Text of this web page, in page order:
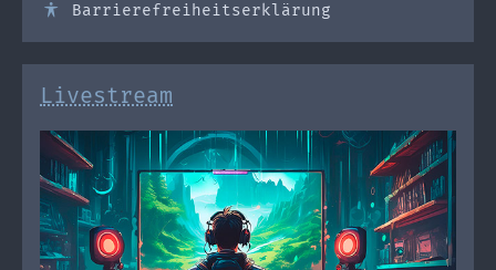
Barrierefreiheitserklärung
Livestream